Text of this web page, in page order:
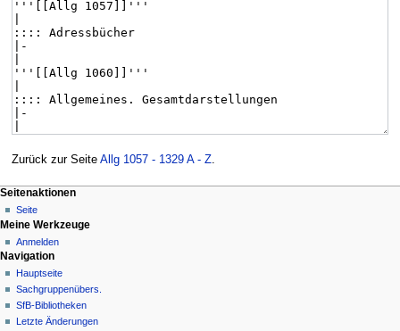
Zurück zur Seite Allg 1057 - 1329 A - Z.
Seitenaktionen
Seite
Meine Werkzeuge
Anmelden
Navigation
Hauptseite
Sachgruppenübers.
SfB-Bibliotheken
Letzte Änderungen